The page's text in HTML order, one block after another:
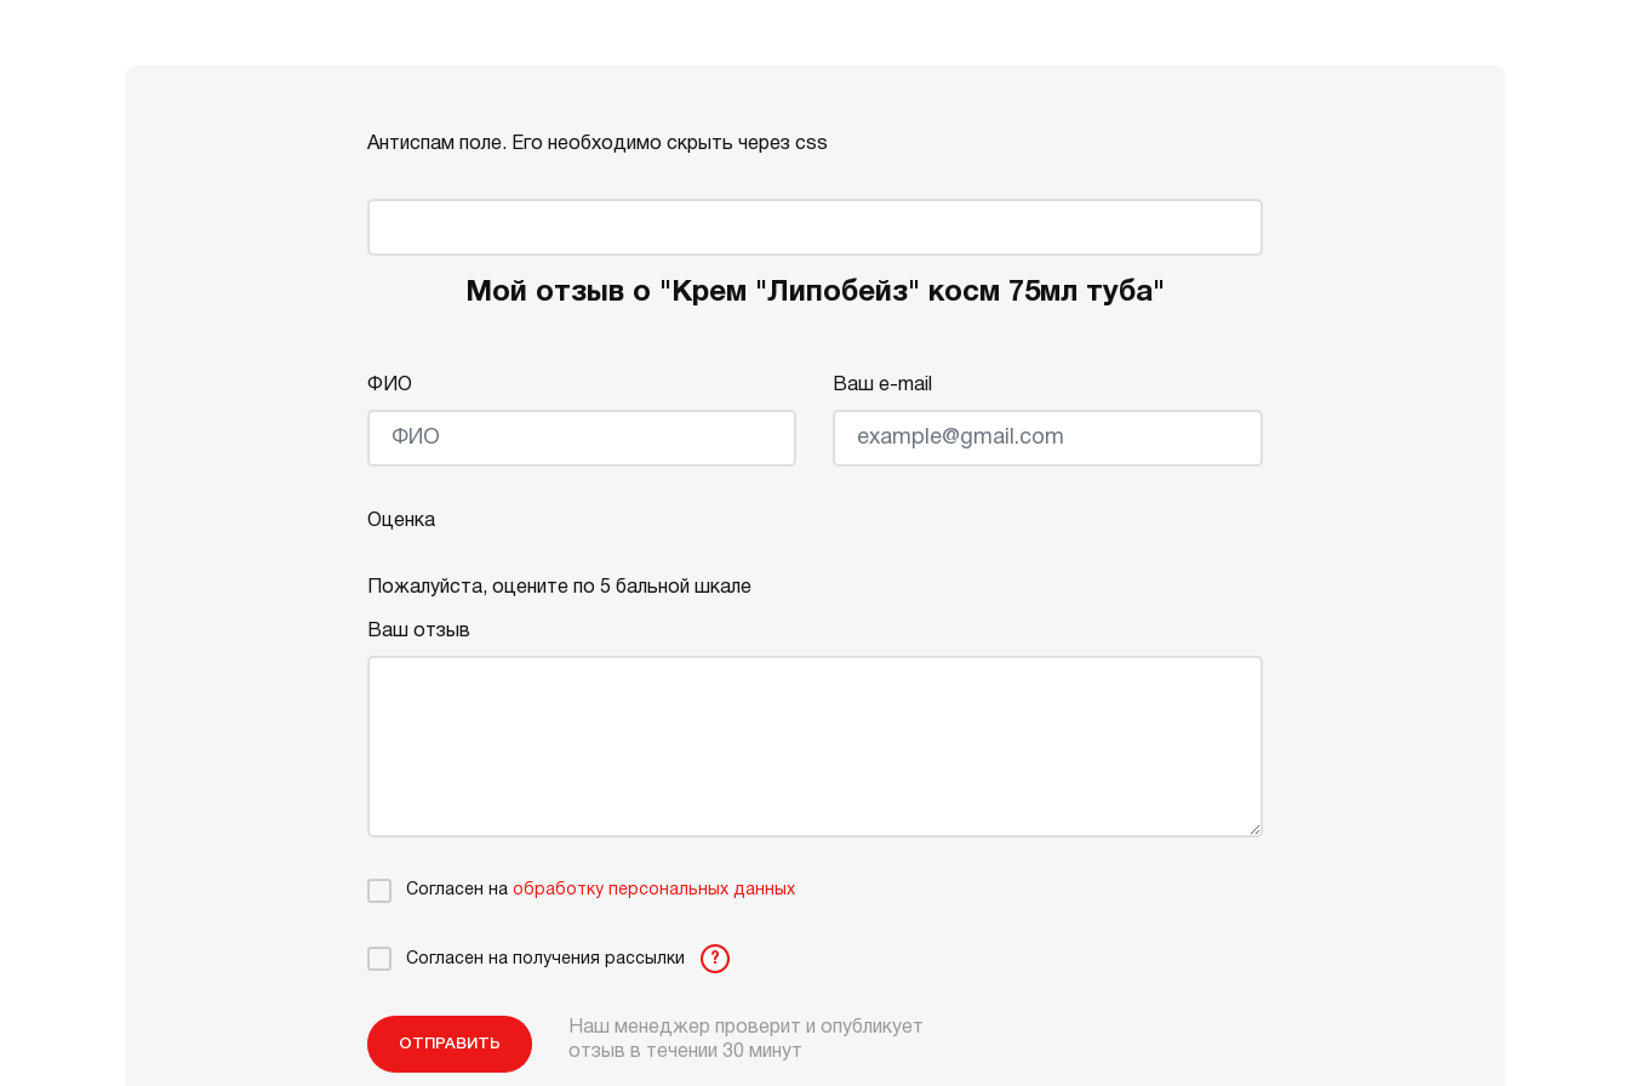
Антиспам поле. Его необходимо скрыть через css
Мой отзыв о "Крем "Липобейз" косм 75мл туба"
ФИО Ваш e-mail
Оценка
Пожалуйста, оцените по 5 бальной шкале
Ваш отзыв
Согласен на обработку персональных данных
Согласен на получения рассылки ?
ОТПРАВИТЬ
Наш менеджер проверит и опубликует
отзыв в течении 30 минут